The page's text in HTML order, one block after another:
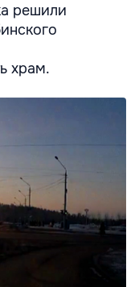
решили
храм.